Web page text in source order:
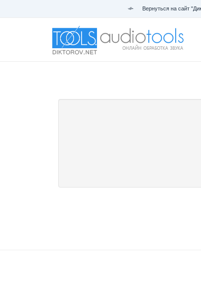
Вернуться на сайт